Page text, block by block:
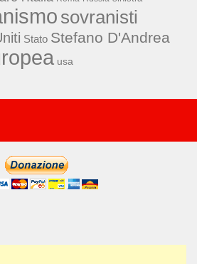
sovranisti
Stato Stefano D'Andrea
usa